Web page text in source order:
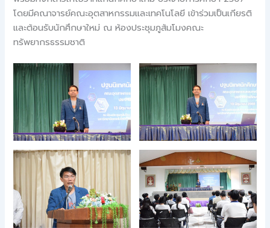
โดยมีคณาจารย์คณะอุตสาหกรรมและเทคโนโลยี เข้าร่วมเป็นเกียรติ
และต้อนรับนักศึกษาใหม่ ณ ห้องประชุมภูส้มโมงคณะ
ทรัพยากรธรรมชาติ